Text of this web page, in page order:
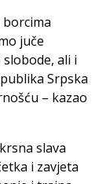
juče
ali i
Srpska
– kazao
slava
i zavjeta